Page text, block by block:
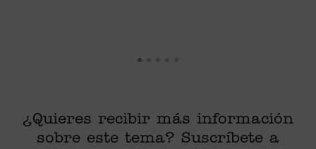
¿Quieres recibir más información
sobre este tema? Suscríbete a